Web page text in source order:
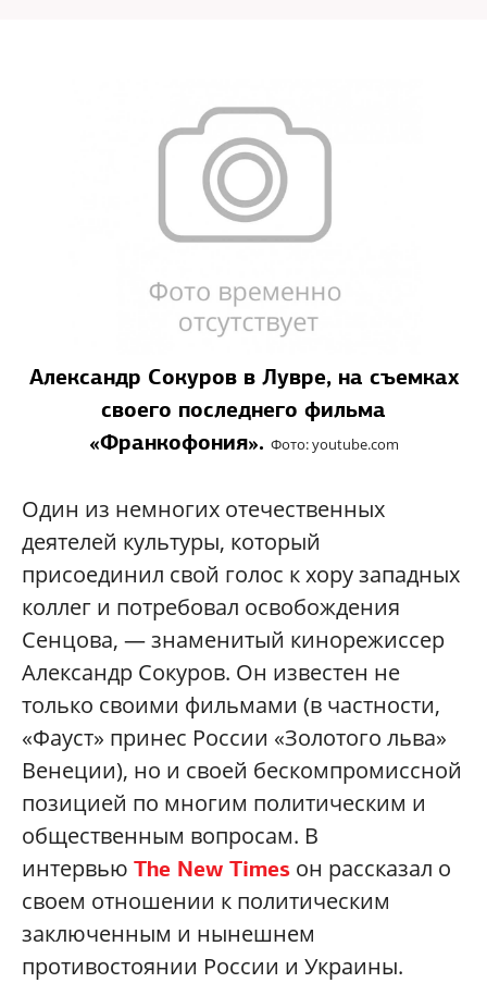
Александр Сокуров в Лувре, на съемках
своего последнего фильма
«Франкофония». Фото: youtube.com
Один из немногих отечественных
деятелей культуры, который
присоединил свой голос к хору западных
коллег и потребовал освобождения
Сенцова, — знаменитый кинорежиссер
Александр Сокуров. Он известен не
только своими фильмами (в частности,
«Фауст» принес России «Золотого льва»
Венеции), но и своей бескомпромиссной
позицией по многим политическим и
общественным вопросам. В
интервью The New Times он рассказал о
своем отношении к политическим
заключенным и нынешнем
противостоянии России и Украины.